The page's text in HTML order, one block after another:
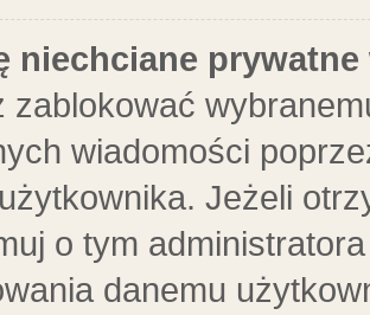
niechciane
zablokować
wiadomości
Jeżeli
o tym
danemu